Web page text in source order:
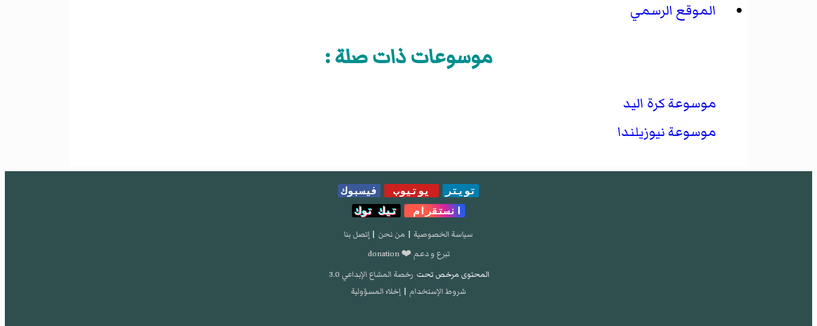
الموقع الرسمي
موسوعات ذات صلة :
موسوعة كرة اليد
موسوعة نيوزيلندا
تويتر يوتيوب
فيسبوك
انستقرام
تيك توك
سياسة الخصوصية | من نحن | إتصل بنا
تبرع و دعم ❤️ donation
المحتوى مرخص تحت رخصة المشاع الإبداعي 3.0
شروط الإستخدام | إخلاء المسؤولية